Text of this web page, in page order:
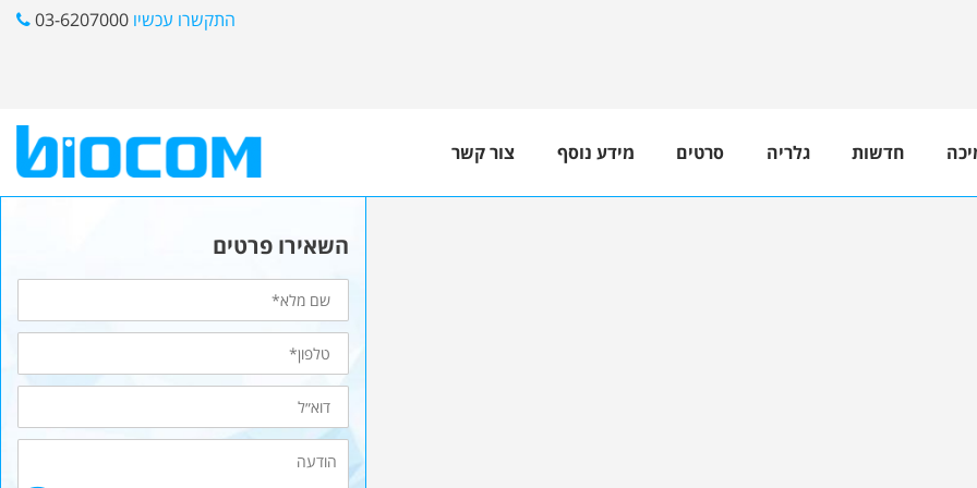
התקשרו עכשיו 03-6207000
חדשות גלריה סרטים מידע נוסף צור קשר
השאירו פרטים
שם
מלא
טלפון*
דוא״ל
הודעה